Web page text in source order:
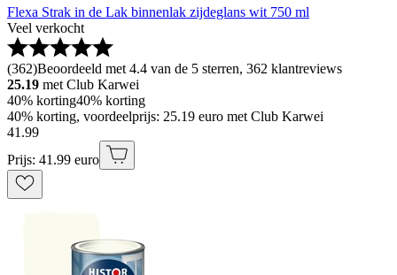
Flexa Strak in de Lak binnenlak zijdeglans wit 750 ml
Veel verkocht
(362)Beoordeeld met 4.4 van de 5 sterren, 362 klantreviews
25.19 met Club Karwei
40% korting40% korting
40% korting, voordeelprijs: 25.19 euro met Club Karwei
41 .99
Prijs: 41.99 euro